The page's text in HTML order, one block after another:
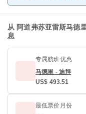
从 阿道弗苏亚雷斯马德
息
专属航班优惠
马德里 - 迪拜
US$ 493.51
最低票价月份